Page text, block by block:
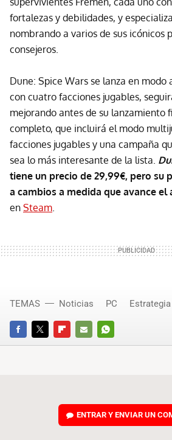
fortalezas y debilidades, y
nombrando a varios de sus icónicos
consejeros.
Dune: Spice Wars se lanza en modo
con cuatro facciones jugables,
mejorando antes de su lanzamiento
completo, que incluirá el modo
facciones jugables y una campaña
sea lo más interesante de la lista.
tiene un precio de 29,99€, pero su
a cambios a medida que avance el
en Steam
FACEBOOKTWITTERFLIPBOARD
E-
WHATSAPP
TEMAS Noticias PC Estrategia
ENTRAR Y ENVIAR UN